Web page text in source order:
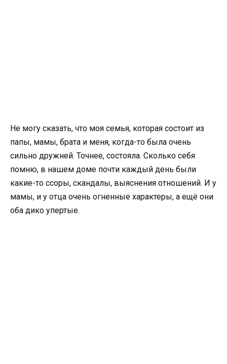
Не могу сказать, что моя семья, которая состоит из
папы, мамы, брата и меня, когда-то была очень
сильно дружней. Точнее, состояла. Сколько себя
помню, в нашем доме почти каждый день были
какие-то ссоры, скандалы, выяснения отношений. И у
мамы, и у отца очень огненные характеры, а ещё они
оба дико упертые.